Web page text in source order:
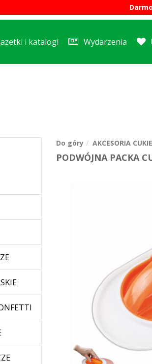
i katalogi Wydarzenia
Do góry AKCESORIA
PODWÓJNA PACKA